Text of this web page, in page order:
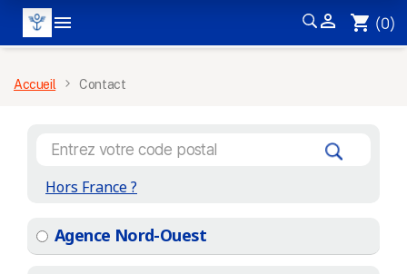
  shopping_cart (0)
MENU
Accueil Contact
Hors France ?
Agence Nord-Ouest